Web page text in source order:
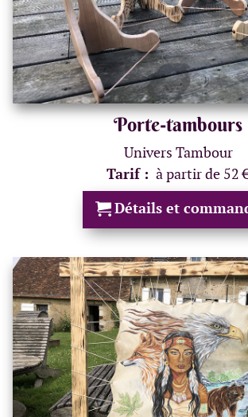
Porte-tambours
Univers Tambour
Tarif : à partir de 52
Détails et